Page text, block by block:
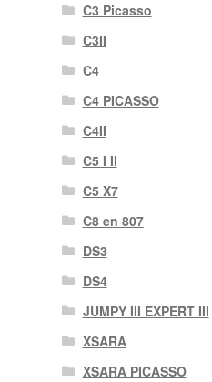
C3 Picasso
C3II
C4
C4 PICASSO
C4II
C5 I II
C5 X7
C8 en 807
DS3
DS4
JUMPY III EXPERT III
XSARA
XSARA PICASSO